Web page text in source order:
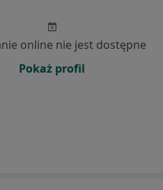
online nie jest dostępne
Pokaż profil